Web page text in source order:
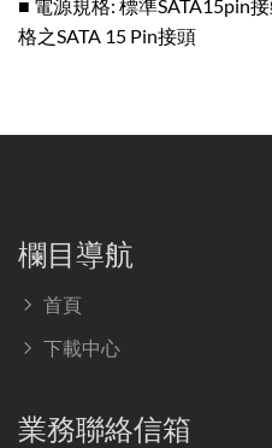
■ 電源規格: 標準SATA15pin
格之SATA 15 Pin接頭
欄目導航
首頁
下載中心
業務聯絡信箱